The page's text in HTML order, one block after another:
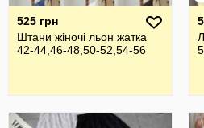
525 грн
Штани жіночі льон жатка
42-44,46-48,50-52,54-56